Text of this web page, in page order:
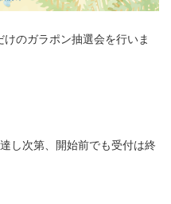
のガラポン抽選会を行いま
し次第、開始前でも受付は終